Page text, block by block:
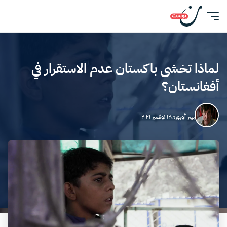
لماذا تخشى باكستان عدم الاستقرار في
أفغانستان؟
بيتر أوبورن١٢ نوفمبر ٢٠٢١